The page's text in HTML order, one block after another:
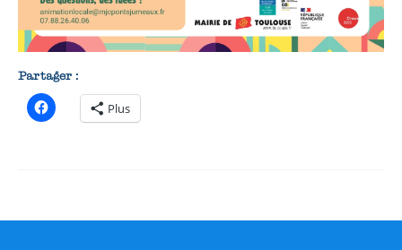
L’équipe de la MJC
Les intervenant.e.s
Nos partenaires
Partager :
Plus